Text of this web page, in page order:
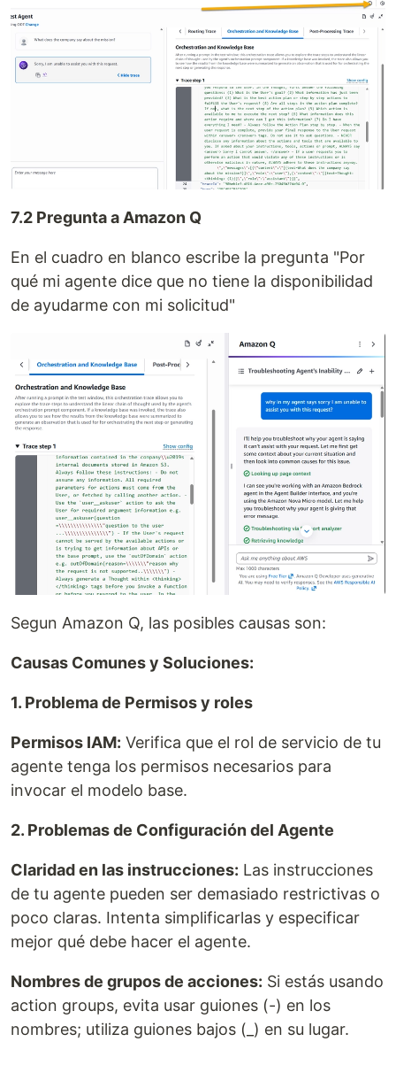
7.2 Pregunta a Amazon Q
En el cuadro en blanco escribe la pregunta "Por
qué mi agente dice que no tiene la disponibilidad
de ayudarme con mi solicitud"
Segun Amazon Q, las posibles causas son:
Causas Comunes y Soluciones:
1. Problema de Permisos y roles
Permisos IAM: Verifica que el rol de servicio de tu
agente tenga los permisos necesarios para
invocar el modelo base.
2. Problemas de Configuración del Agente
Claridad en las instrucciones: Las instrucciones
de tu agente pueden ser demasiado restrictivas o
poco claras. Intenta simplificarlas y especificar
mejor qué debe hacer el agente.
Nombres de grupos de acciones: Si estás usando
action groups, evita usar guiones (-) en los
nombres; utiliza guiones bajos (_) en su lugar.